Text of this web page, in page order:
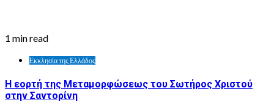
1 min read
Εκκλησία της Ελλάδος
Η εορτή της Μεταμορφώσεως του Σωτήρος Χριστού
στην Σαντορίνη